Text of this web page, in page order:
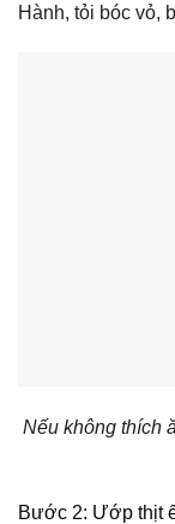
Hành, tỏi bóc vỏ,
Nếu không thích
Bước 2: Ướp thịt